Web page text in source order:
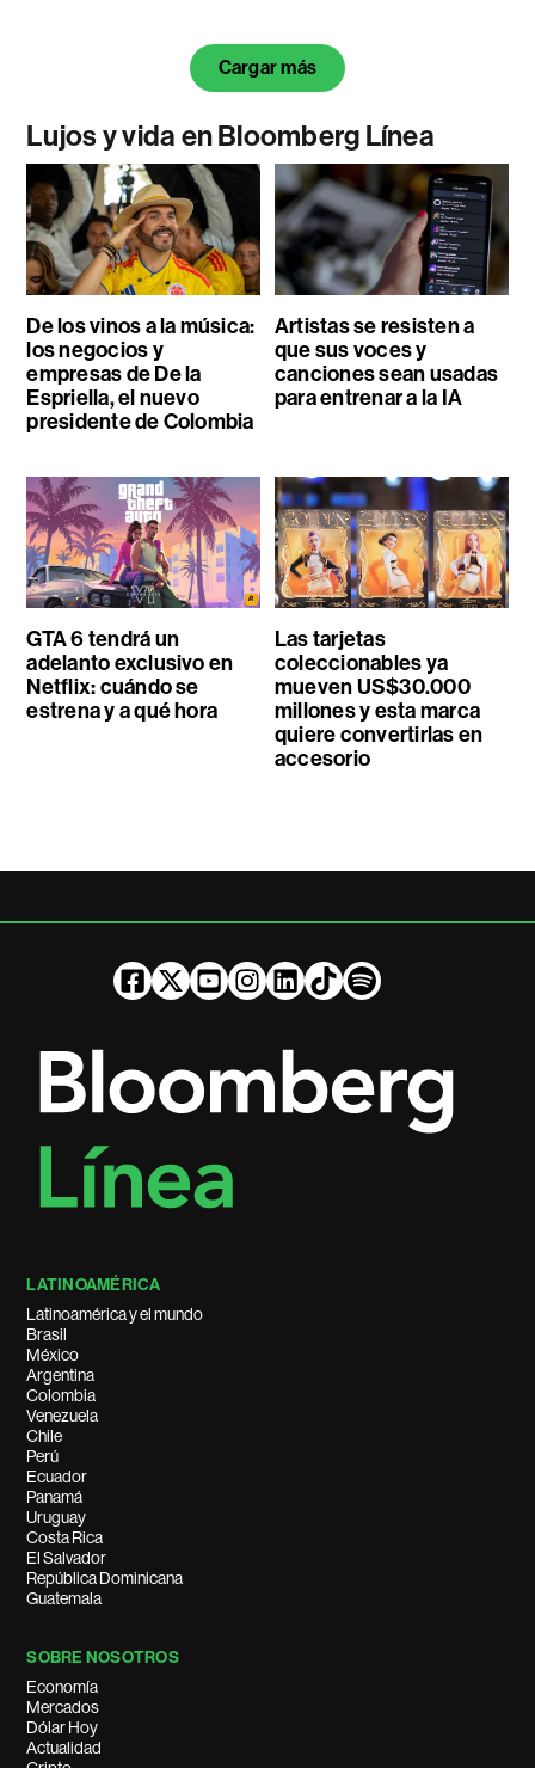
Cargar más
Lujos y vida en Bloomberg Línea
De los vinos a la música:
los negocios y
empresas de De la
Espriella, el nuevo
presidente de Colombia
Artistas se resisten a
que sus voces y
canciones sean usadas
para entrenar a la IA
GTA 6 tendrá un
adelanto exclusivo en
Netflix: cuándo se
estrena y a qué hora
Las tarjetas
coleccionables ya
mueven US$30.000
millones y esta marca
quiere convertirlas en
accesorio
LATINOAMÉRICA
Latinoamérica y el mundo
Brasil
México
Argentina
Colombia
Venezuela
Chile
Perú
Ecuador
Panamá
Uruguay
Costa Rica
El Salvador
República Dominicana
Guatemala
SOBRE NOSOTROS
Economía
Mercados
Dólar Hoy
Actualidad